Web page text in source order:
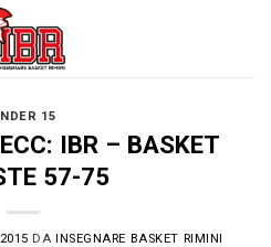
15
IBR – BASKET
57-75
DAINSEGNARE BASKET RIMINI